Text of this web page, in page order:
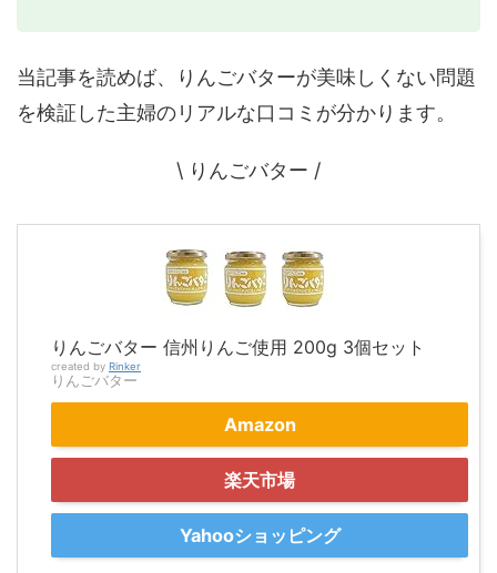
当記事を読めば、りんごバターが美味しくない問題
を検証した主婦のリアルな口コミが分かります。
\ りんごバター /
りんごバター 信州りんご使用 200g 3個セット
created by Rinker
りんごバター
Amazon
楽天市場
Yahooショッピング